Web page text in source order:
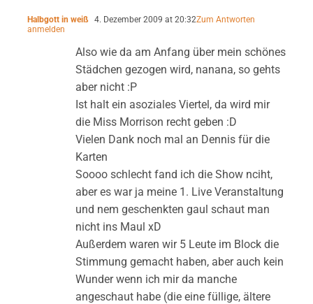
Halbgott in weiß 4. Dezember 2009 at 20:32Zum Antworten
anmelden
Also wie da am Anfang über mein schönes
Städchen gezogen wird, nanana, so gehts
aber nicht :P
Ist halt ein asoziales Viertel, da wird mir
die Miss Morrison recht geben :D
Vielen Dank noch mal an Dennis für die
Karten
Soooo schlecht fand ich die Show nciht,
aber es war ja meine 1. Live Veranstaltung
und nem geschenkten gaul schaut man
nicht ins Maul xD
Außerdem waren wir 5 Leute im Block die
Stimmung gemacht haben, aber auch kein
Wunder wenn ich mir da manche
angeschaut habe (die eine füllige, ältere